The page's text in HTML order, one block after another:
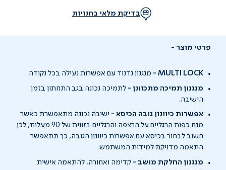
בדיקת מלאי בחנויות
פרטי מוצר
MULTI LOCK - מנגנון נדנוד עם אפשרות נעילה בכל נקודה.
מנגנון תמיכה מתכוונן - לתמיכה נכונה בגב התחתון בזמן
הישיבה.
אפשרות כיוונון גובה הכיסא - ישיבה נכונה מתאפשרת כאשר
מנח כפות הרגליים על הרצפה והרגליים בזווית של 90 מעלות, לכן
חשוב לבחור בכיסא עם אפשרות כיוונון הגובה, כך תתאפשר
התאמה מדויקת למידות המשתמש.
מנגנון החלקת מושב - קדימה ואחורה, להתאמה אישית